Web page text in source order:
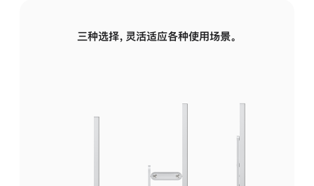
三种选择，灵活适应各种使用场景。